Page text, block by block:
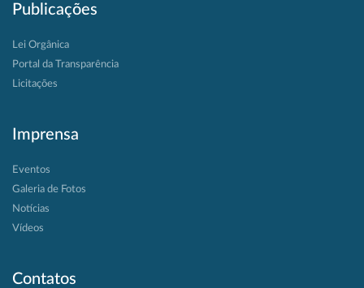
Publicações
Lei Orgânica
Portal da Transparência
Licitações
Imprensa
Eventos
Galeria de Fotos
Notícias
Vídeos
Contatos